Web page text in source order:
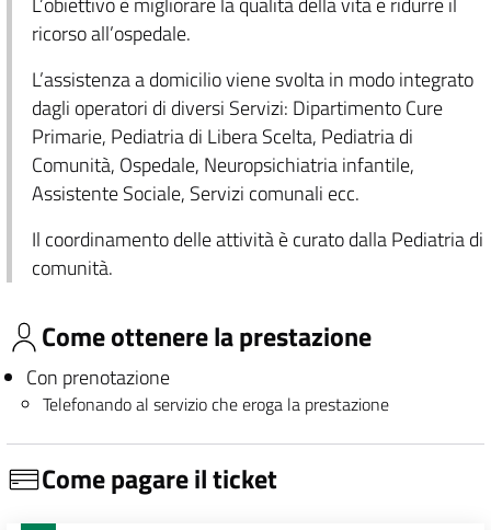
ricorso all’ospedale.
L’assistenza a domicilio viene svolta in modo integrato
dagli operatori di diversi Servizi: Dipartimento Cure
Primarie, Pediatria di Libera Scelta, Pediatria di
Comunità, Ospedale, Neuropsichiatria infantile,
Assistente Sociale, Servizi comunali ecc.
Il coordinamento delle attività è curato dalla Pediatria di
comunità.
Come ottenere la prestazione
Con prenotazione
Telefonando al servizio che eroga la prestazione
Come pagare il ticket